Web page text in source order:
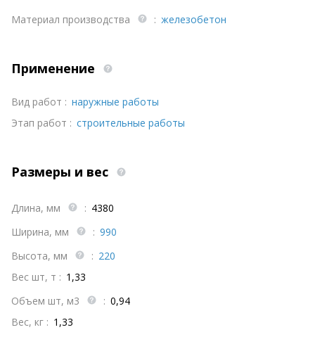
Материал производства
: железобетон
Применение
Вид работ : наружные работы
Этап работ : строительные работы
Размеры и вес
Длина, мм : 4380
Ширина, мм
: 990
Высота, мм
: 220
Вес шт, т : 1,33
Объем шт, м3
: 0,94
Вес, кг : 1,33